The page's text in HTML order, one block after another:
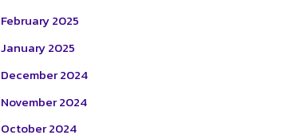
February 2025
January 2025
December 2024
November 2024
October 2024